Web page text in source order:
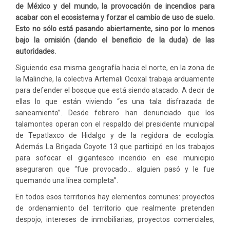
de México y del mundo, la provocación de incendios para
acabar con el ecosistemay forzar el cambio de uso de suelo.
Esto no sólo está pasando abiertamente, sinopor lo menos
bajo la omisión (dando el beneficio de la duda) de las
autoridades.
Siguiendo esa misma geografía hacia el norte, en la zona de
la Malinche, la colectiva Artemali Ocoxal trabaja arduamente
para defender el bosque que está siendo atacado. A decir de
ellas lo que están viviendo “es una tala disfrazada de
saneamiento”. Desde febrero han denunciado que los
talamontes operan con el respaldo del presidente municipal
de Tepatlaxco de Hidalgo y de la regidora de ecología.
Además La Brigada Coyote 13 que participó en los trabajos
para sofocar el gigantesco incendio en ese municipio
aseguraron que “fue provocado… alguien pasó y le fue
quemando una línea completa”.
En todos esos territorios hay elementos comunes: proyectos
de ordenamiento del territorio que realmente pretenden
despojo, intereses de inmobiliarias, proyectos comerciales,